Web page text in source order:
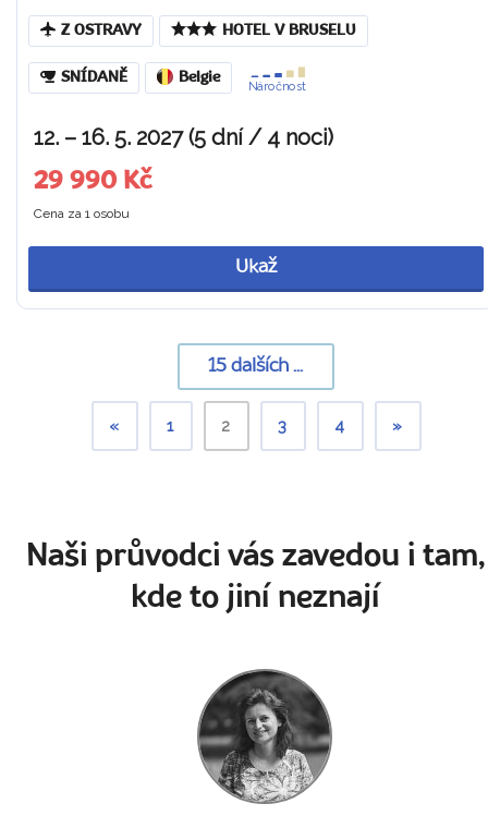
Z OSTRAVY HOTEL V BRUSELU
SNÍDANĚ Belgie
Náročnost
12. – 16. 5. 2027 (5 dní / 4 noci)
29 990 Kč
Cena za 1 osobu
Ukaž
15 dalších ...
« 1 2 3 4 »
Naši průvodci vás zavedou i tam,
kde to jiní neznají